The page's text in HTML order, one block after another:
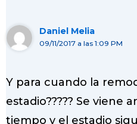
Daniel Melia
09/11/2017 a las 1:09 PM
Y para cuando la
estadio????? Se viene
tiempo y el estadio